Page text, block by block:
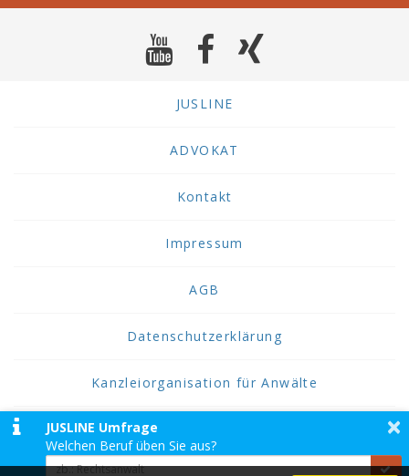
JUSLINE
ADVOKAT
Kontakt
Impressum
AGB
Datenschutzerklärung
Kanzleiorganisation für Anwälte
JUSLINE® ist eine Marke der ADVOKAT
Unternehmensberatung Greiter & Greiter GmbH.
×
JUSLINE Umfrage
Welchen Beruf üben Sie aus?